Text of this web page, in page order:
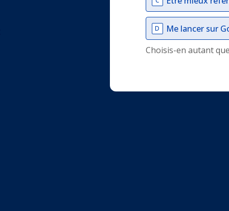
D
Me lancer sur
Choisis-en autant